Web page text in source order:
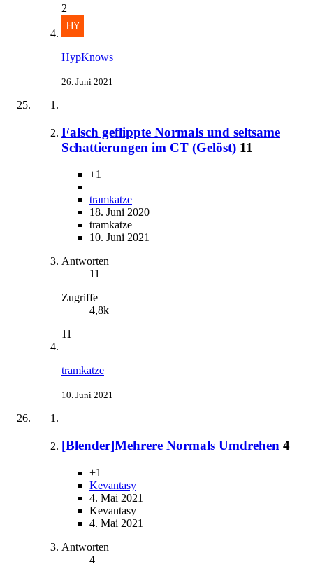
2
HypKnows
26. Juni 2021
Falsch geflippte Normals und seltsame
Schattierungen im CT (Gelöst) 11
+1
tramkatze
18. Juni 2020
tramkatze
10. Juni 2021
Antworten
11
Zugriffe
4,8k
11
tramkatze
10. Juni 2021
[Blender]Mehrere Normals Umdrehen 4
+1
Kevantasy
4. Mai 2021
Kevantasy
4. Mai 2021
Antworten
4